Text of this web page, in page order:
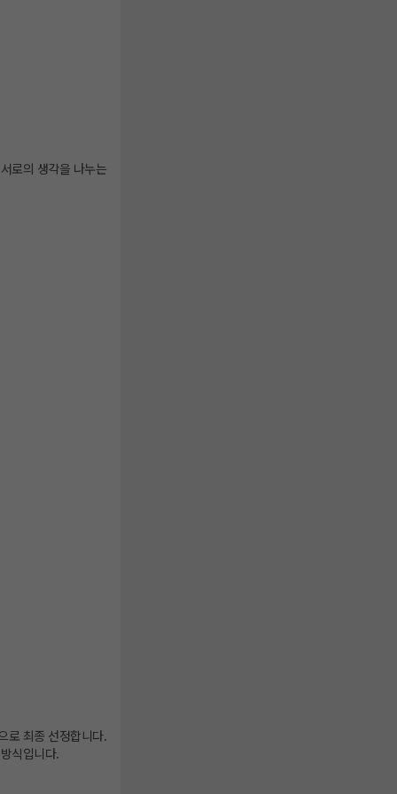
로의 생각을 나누는
로 최종 선정합니다.
식입니다.